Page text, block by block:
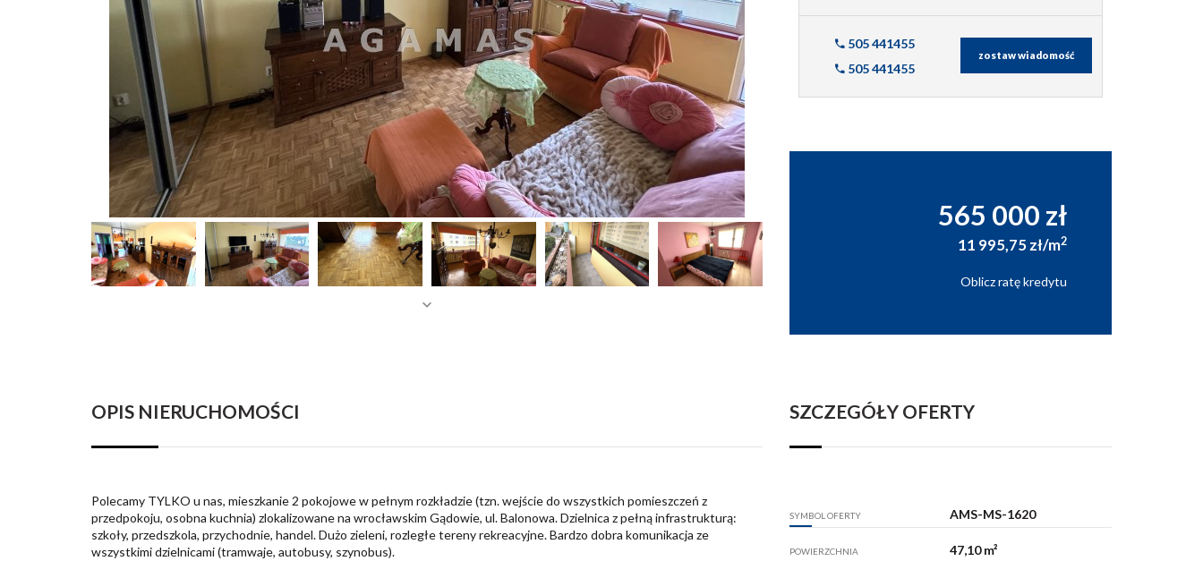
505 441455
505 441455
zostaw wiadomość
565 000 zł
11 995,75 zł/m2
Oblicz ratę kredytu
OPIS NIERUCHOMOŚCI
Polecamy TYLKO u nas, mieszkanie 2 pokojowe w pełnym rozkładzie (tzn. wejście do wszystkich pomieszczeń z
przedpokoju, osobna kuchnia) zlokalizowane na wrocławskim Gądowie, ul. Balonowa. Dzielnica z pełną infrastrukturą:
szkoły, przedszkola, przychodnie, handel. Dużo zieleni, rozległe tereny rekreacyjne. Bardzo dobra komunikacja ze
wszystkimi dzielnicami (tramwaje, autobusy, szynobus).
SZCZEGÓŁY OFERTY
SYMBOL OFERTY AMS-MS-1620
POWIERZCHNIA 47,10 m²